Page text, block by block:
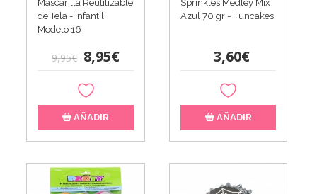
Mascarilla Reutilizable
de Tela - Infantil
Modelo 16
9,95€ 8,95€
AÑADIR
Sprinkles Medley Mix
Azul 70 gr - Funcakes
3,60€
AÑADIR